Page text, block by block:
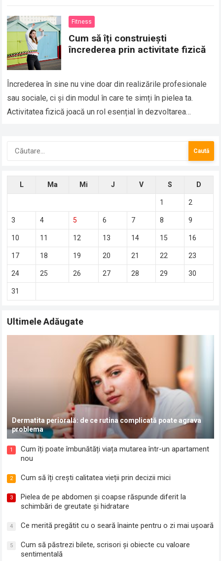
Fitness
Cum să îți construiești
încrederea prin activitate fizică
Încrederea în sine nu vine doar din realizările profesionale
sau sociale, ci și din modul în care te simți în pielea ta.
Activitatea fizică joacă un rol esențial în dezvoltarea…
Caută
L Ma Mi J V S D
1 2
3 4 5 6 7 8 9
10 11 12 13 14 15 16
17 18 19 20 21 22 23
24 25 26 27 28 29 30
31
Ultimele Adăugate
Dermatita periorală: de ce rutina complicată poate agrava
problema
1
Cum îți poate îmbunătăți viața mutarea într-un apartament
nou
2 Cum să îți crești calitatea vieții prin decizii mici
3
Pielea de pe abdomen și coapse răspunde diferit la
schimbări de greutate și hidratare
4 Ce merită pregătit cu o seară înainte pentru o zi mai ușoară
5
Cum să păstrezi bilete, scrisori și obiecte cu valoare
sentimentală